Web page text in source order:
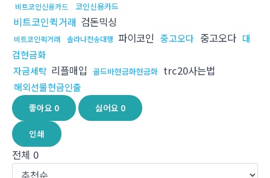
비트코인신용카드 코인신용카드
비트코인퀵거래 검돈믹싱
비트코인퀵거래 솔라나전송대행 파이코인 중고오다 중고오다 대
검현금화
자금세탁 리플매입 골드바현금화현금화 trc20사는법
해외선물현금인출
좋아요 0 싫어요 0
인쇄
전체 0